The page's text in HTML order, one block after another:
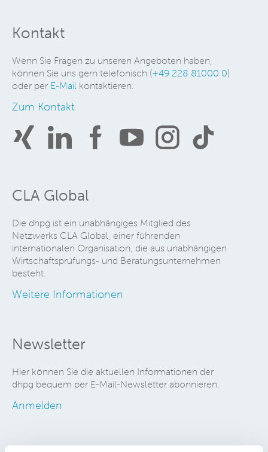
Kontakt
Wenn Sie Fragen zu unseren Angeboten haben,
können Sie uns gern telefonisch (+49 228 81000 0)
oder per E-Mail kontaktieren.
Zum Kontakt
CLA Global
Die dhpg ist ein unabhängiges Mitglied des
Netzwerks CLA Global, einer führenden
internationalen Organisation, die aus unabhängigen
Wirtschaftsprüfungs- und Beratungsunternehmen
besteht.
Weitere Informationen
Newsletter
Hier können Sie die aktuellen Informationen der
dhpg bequem per E-Mail-Newsletter abonnieren.
Anmelden